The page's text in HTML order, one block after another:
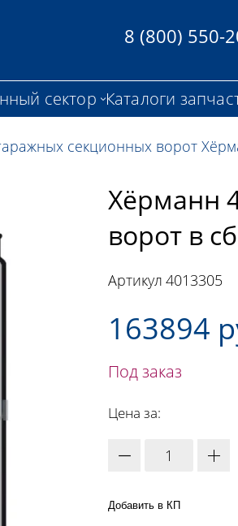
8 (800) 550-
сектор Каталоги
секционных ворот
Хёрманн
ворот в
Артикул 4013305
163894
Под заказ
Цена за:
Добавить в КП